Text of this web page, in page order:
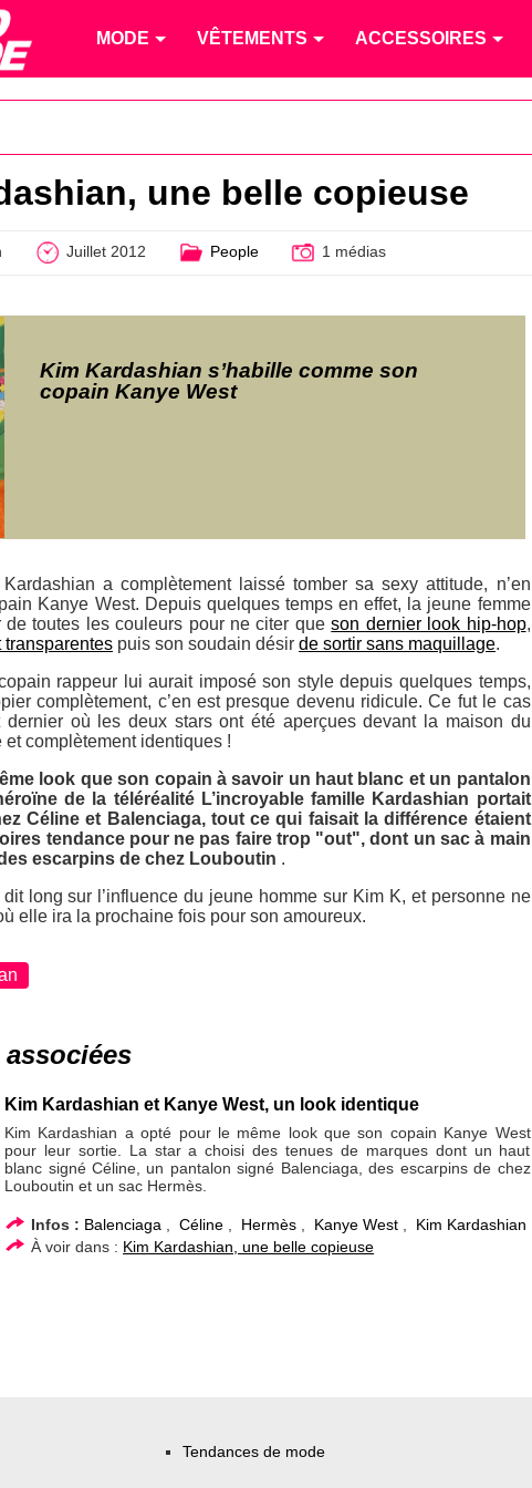
MODE VÊTEMENTS ACCESSOIRES
une belle copieuse
Juillet 2012 People 1 médias
Kim Kardashian s’habille comme son
copain Kanye West
a complètement laissé tomber sa sexy attitude, n’en
Kanye West. Depuis quelques temps en effet, la jeune femme
de toutes les couleurs pour ne citer queson dernier look hip-hop,
transparentes puis son soudain désir de sortir sans maquillage.
rappeur lui aurait imposé son style depuis quelques temps,
complètement, c’en est presque devenu ridicule. Ce fut le cas
dernier où les deux stars ont été aperçues devant la maison du
et complètement identiques !
look que son copain à savoir un haut blanc et un pantalon
de la téléréalité L’incroyable famille Kardashian portait
Céline et Balenciaga, tout ce qui faisait la différence étaient
tendance pour ne pas faire trop "out", dont un sac à main
escarpins de chez Louboutin .
long sur l’influence du jeune homme sur Kim K, et personne ne
elle ira la prochaine fois pour son amoureux.
Kim Kardashian et Kanye West, un look identique
Kim Kardashian a opté pour le même look que son copain Kanye West
pour leur sortie. La star a choisi des tenues de marques dont un haut
blanc signé Céline, un pantalon signé Balenciaga, des escarpins de chez
Louboutin et un sac Hermès.
Infos : Balenciaga ,Céline Hermès Kanye West
Kim Kardashian
À voir dans : Kim Kardashian, une belle copieuse
Tendances de mode